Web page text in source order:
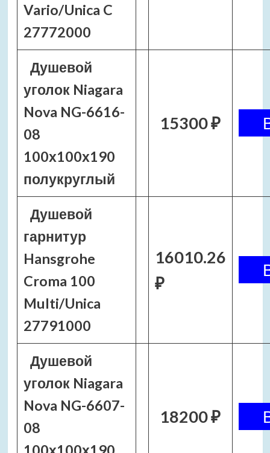
Vario/Unica C
27772000
Душевой
уголок Niagara
Nova NG-6616-
08
100х100х190
полукруглый
15300 ₽
Душевой
гарнитур
Hansgrohe
Croma 100
Multi/Unica
27791000
16010.26
₽
Душевой
уголок Niagara
Nova NG-6607-
08
18200 ₽